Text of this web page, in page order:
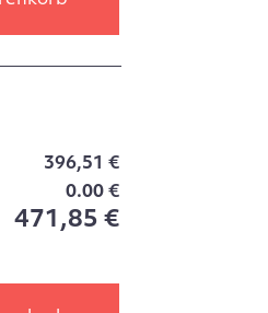
396,51 €
0.00 €
471,85 €